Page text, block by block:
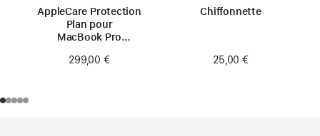
AppleCare Protection
Plan pour
MacBook Pro
299,00 €
Chiffonnette
25,00 €